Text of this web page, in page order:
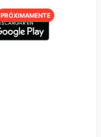
PRÓXIMAMENTE